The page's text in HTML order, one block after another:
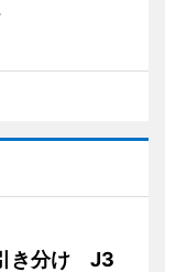
き分け J3